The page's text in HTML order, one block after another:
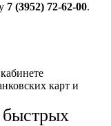
7 (3952) 72-62-00.
карт и
быстрых